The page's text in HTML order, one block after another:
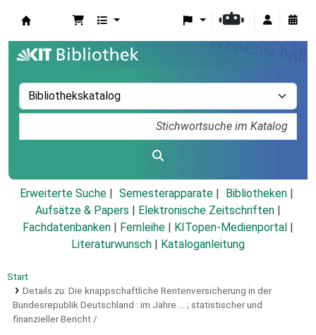
Erweiterte Suche Semesterapparate
Bibliotheken
Aufsätze & Papers
Elektronische Zeitschriften
Fachdatenbanken
Fernleihe KITopen-Medienportal
Literaturwunsch
Kataloganleitung
Start
Details zu: Die knappschaftliche Rentenversicherung in der
Bundesrepublik Deutschland : im Jahre ... ; statistischer und
finanzieller Bericht /